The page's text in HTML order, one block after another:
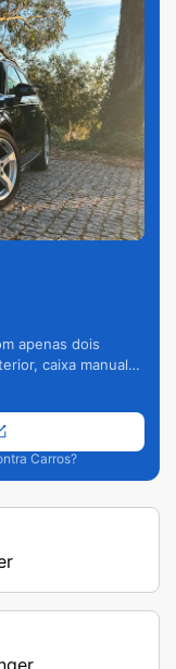
apenas dois
caixa manual
Carros?